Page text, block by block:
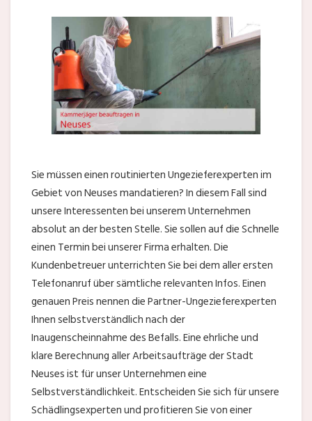
Sie müssen einen routinierten Ungezieferexperten im
Gebiet von Neuses mandatieren? In diesem Fall sind
unsere Interessenten bei unserem Unternehmen
absolut an der besten Stelle. Sie sollen auf die Schnelle
einen Termin bei unserer Firma erhalten. Die
Kundenbetreuer unterrichten Sie bei dem aller ersten
Telefonanruf über sämtliche relevanten Infos. Einen
genauen Preis nennen die Partner-Ungezieferexperten
Ihnen selbstverständlich nach der
Inaugenscheinnahme des Befalls. Eine ehrliche und
klare Berechnung aller Arbeitsaufträge der Stadt
Neuses ist für unser Unternehmen eine
Selbstverständlichkeit. Entscheiden Sie sich für unsere
Schädlingsexperten und profitieren Sie von einer